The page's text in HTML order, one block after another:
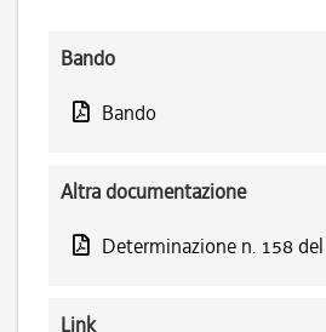
Bando
Bando
Altra documentazione
Determinazione n. 158
Link